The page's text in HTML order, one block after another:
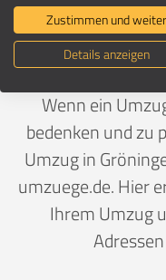
Deutschland>
Wenn ein
bedenken und zu
Umzug in
umzuege.de. Hier
Ihrem Umzug
Zustimmen und weiter
Details anzeigen